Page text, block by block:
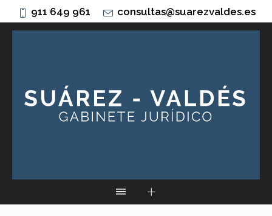
911 649 961 consultas@suarezvaldes.es